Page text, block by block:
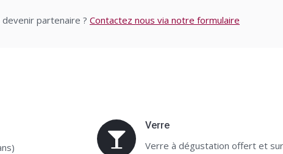
partenaire ? Contactez nous via notre formulaire
Verre
Verre à dégustation offert et